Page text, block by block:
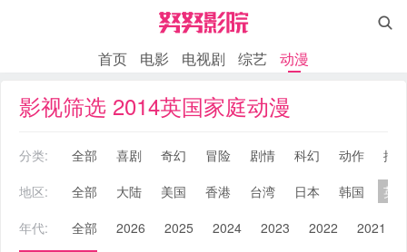

首页 电影 电视剧 综艺 动漫
影视筛选 2014英国家庭动漫
分类: 全部 喜剧 奇幻 冒险 剧情 科幻 动作
搞
地区:
全部 大陆 美国 香港 台湾 日本 韩国
英
年代:
全部 2026 2025 2024 2023 2022 2021